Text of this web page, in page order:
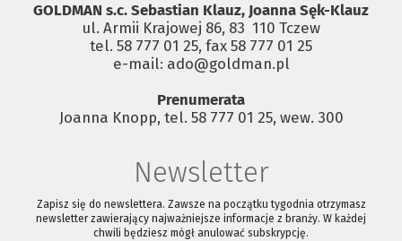
GOLDMAN s.c. Sebastian Klauz, Joanna Sęk-Klauz
ul. Armii Krajowej 86, 83 ­ 110 Tczew
tel. 58 777 01 25, fax 58 777 01 25
e-mail: ado@goldman.pl
Prenumerata
Joanna Knopp, tel. 58 777 01 25, wew. 300
Newsletter
Zapisz się do newslettera. Zawsze na początku tygodnia otrzymasz
newsletter zawierający najważniejsze informacje z branży. W każdej
chwili będziesz mógł anulować subskrypcję.